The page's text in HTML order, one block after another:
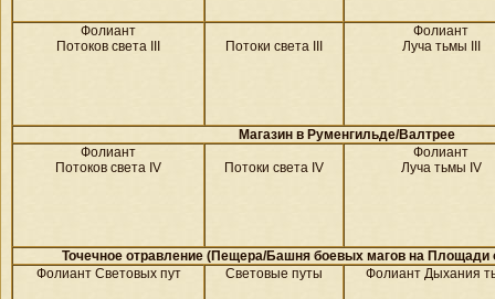
Фолиант
Потоков света III
Потоки света III
Фолиант
Луча тьмы III
Магазин в Руменгильде/Валтрее
Фолиант
Потоков света IV
Потоки света IV
Фолиант
Луча тьмы IV
Точечное отравление (Пещера/Башня боевых магов на Площади
Фолиант Световых пут
Световые путы Фолиант Дыхания